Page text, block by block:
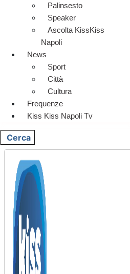
Palinsesto
Speaker
Ascolta KissKiss
Napoli
News
Sport
Città
Cultura
Frequenze
Kiss Kiss Napoli Tv
Cerca